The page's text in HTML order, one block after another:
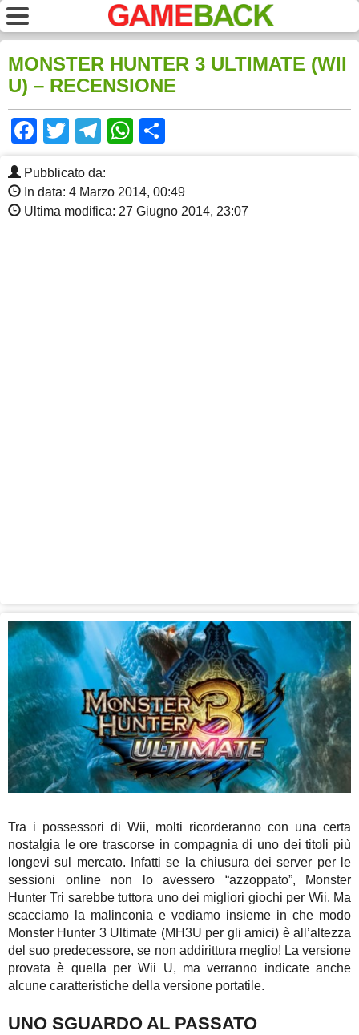
MONSTER HUNTER 3 ULTIMATE (WII
U) – RECENSIONE
Facebook
TwitterTelegram
WhatsApp
Pubblicato da:
In data: 4 Marzo 2014, 00:49
Ultima modifica: 27 Giugno 2014, 23:07
Tra i possessori di Wii, molti ricorderanno con una certa
nostalgia le ore trascorse in compagnia di uno dei titoli più
longevi sul mercato. Infatti se la chiusura dei server per le
sessioni online non lo avessero “azzoppato”, Monster
Hunter Tri sarebbe tuttora uno dei migliori giochi per Wii. Ma
scacciamo la malinconia e vediamo insieme in che modo
Monster Hunter 3 Ultimate (MH3U per gli amici) è all’altezza
del suo predecessore, se non addirittura meglio! La versione
provata è quella per Wii U, ma verranno indicate anche
alcune caratteristiche della versione portatile.
UNO SGUARDO AL PASSATO